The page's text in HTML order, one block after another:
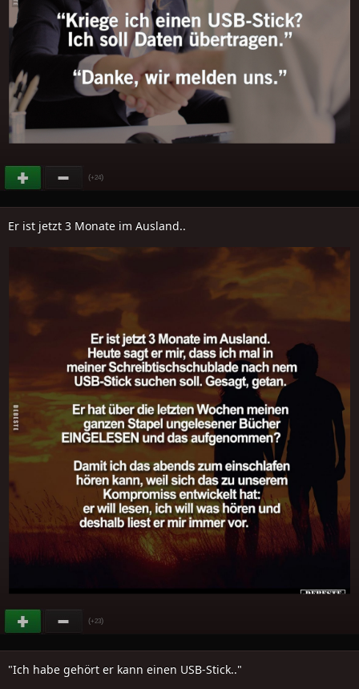
(+24)
Er ist jetzt 3 Monate im Ausland..
(+23)
"Ich habe gehört er kann einen USB-Stick.."